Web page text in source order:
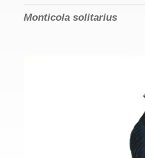
Monticola solitarius